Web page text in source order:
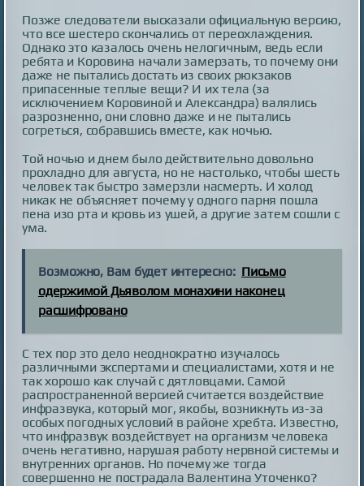
Позже следователи высказали официальную версию,
что все шестеро скончались от переохлаждения.
Однако это казалось очень нелогичным, ведь если
ребята и Коровина начали замерзать, то почему они
даже не пытались достать из своих рюкзаков
припасенные теплые вещи? И их тела (за
исключением Коровиной и Александра) валялись
разрозненно, они словно даже и не пытались
согреться, собравшись вместе, как ночью.
Той ночью и днем было действительно довольно
прохладно для августа, но не настолько, чтобы шесть
человек так быстро замерзли насмерть. И холод
никак не объясняет почему у одного парня пошла
пена изо рта и кровь из ушей, а другие затем сошли с
ума.
Возможно, Вам будет интересно: Письмо
одержимой Дьяволом монахини наконец
расшифровано
С тех пор это дело неоднократно изучалось
различными экспертами и специалистами, хотя и не
так хорошо как случай с дятловцами. Самой
распространенной версией считается воздействие
инфразвука, который мог, якобы, возникнуть из-за
особых погодных условий в районе хребта. Известно,
что инфразвук воздействует на организм человека
очень негативно, нарушая работу нервной системы и
внутренних органов. Но почему же тогда
совершенно не пострадала Валентина Уточенко?